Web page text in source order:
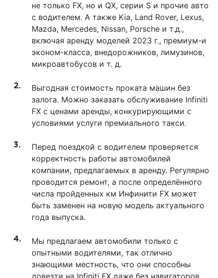
не только FX, но и QX, серии S и прочие авто
с водителем. А также Kia, Land Rover, Lexus,
Mazda, Mercedes, Nissan, Porsche и т.д.,
включая аренду моделей 2023 г., премиум-и
эконом-класса, внедорожников, лимузинов,
микроавтобусов и т. д.
Выгодная стоимость проката машин без
залога. Можно заказать обслуживание Infiniti
FX с ценами аренды, конкурирующими с
условиями услуги премиального такси.
Перед поездкой с водителем проверяется
корректность работы автомобилей
компании, предлагаемых в аренду. Регулярно
проводится ремонт, а после определённого
числа пройденных км Инфинити FX может
быть заменен на новую модель актуального
года выпуска.
Мы предлагаем автомобили только с
опытными водителями, так отлично
знающими местность, что они способны
довезти на Infiniti FX даже без навигаторов.